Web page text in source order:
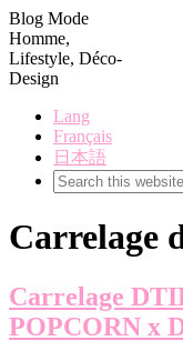
Blog Mode
Homme,
Lifestyle, Déco-
Design
Lang
Français
日本語
Search
this
Carrelage
Carrelage
POPCORN x